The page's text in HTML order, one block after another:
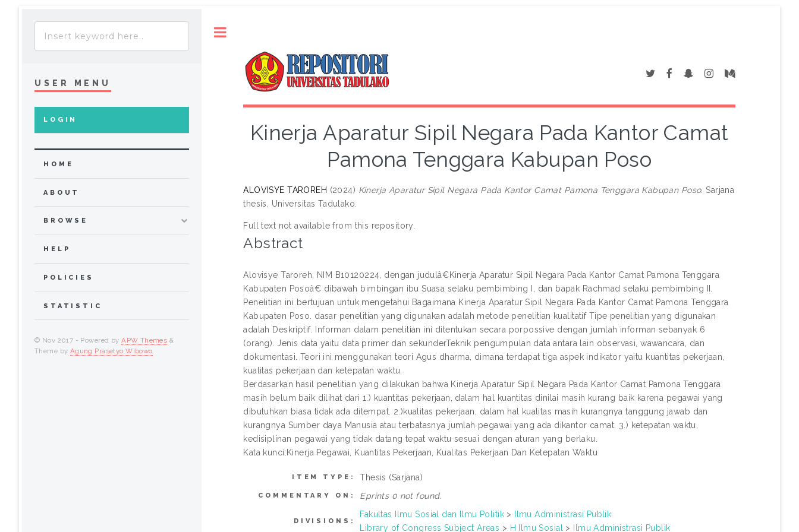
Kinerja Aparatur Sipil Negara Pada Kantor Camat
Pamona Tenggara Kabupan Poso
ALOVISYE TAROREH (2024) Kinerja Aparatur Sipil Negara Pada Kantor Camat Pamona Tenggara Kabupan Poso. Sarjana
thesis, Universitas Tadulako.
Full text not available from this repository.
Abstract
Alovisye Taroreh, NIM B10120224, dengan judulâ€Kinerja Aparatur Sipil Negara Pada Kantor Camat Pamona Tenggara
Kabupaten Posoâ€ dibawah bimbingan ibu Suasa selaku pembimbing I, dan bapak Rachmad selaku pembimbing II.
Penelitian ini bertujuan untuk mengetahui Bagaimana Kinerja Aparatur Sipil Negara Pada Kantor Camat Pamona Tenggara
Kabupaten Poso. dasar penelitian yang digunakan adalah metode penelitian kualitatif Tipe penelitian yang digunakan
adalah Deskriptif. Informan dalam penelitian ini ditentukan secara porpossive dengan jumlah informan sebanyak 6
(orang). Jenis data yaitu data primer dan sekunderTeknik pengumpulan data antara lain observasi, wawancara, dan
dokumentasi. Teori ini menggunakan teori Agus dharma, dimana terdapat tiga aspek indikator yaitu kuantitas pekerjaan,
kualitas pekerjaan dan ketepatan waktu.
Berdasarkan hasil penelitian yang dilakukan bahwa Kinerja Aparatur Sipil Negara Pada Kantor Camat Pamona Tenggara
masih belum baik dilihat dari 1.) kuantitas pekerjaan, dalam hal kuantitas dinilai masih kurang baik karena pegawai yang
dibutuhkan biasa tidak ada ditempat. 2.)kualitas pekerjaan, dalam hal kualitas masih kurangnya tanggung jawab dan
kurangnya Sumber daya Manusia atau terbatasnya jumlah pegawai yang ada dikantor camat. 3.) ketepatan waktu,
kedisiplinan pegawai yang tidak datang tepat waktu sesuai dengan aturan yang berlaku.
Kata kunci:Kinerja Pegawai, Kuantitas Pekerjaan, Kualitas Pekerjaan Dan Ketepatan Waktu
ITEM TYPE: Thesis (Sarjana)
COMMENTARY ON: Eprints 0 not found.
DIVISIONS:
Fakultas Ilmu Sosial dan Ilmu Politik>
Ilmu Administrasi Publik
Library of Congress Subject Areas > H Ilmu Sosial > Ilmu Administrasi Publik
USER MENU
LOGIN
HOME
ABOUT
BROWSE
HELP
POLICIES
STATISTIC
© Nov 2017 - Powered byAPW Themes &
Theme by Agung Prasetyo Wibowo.